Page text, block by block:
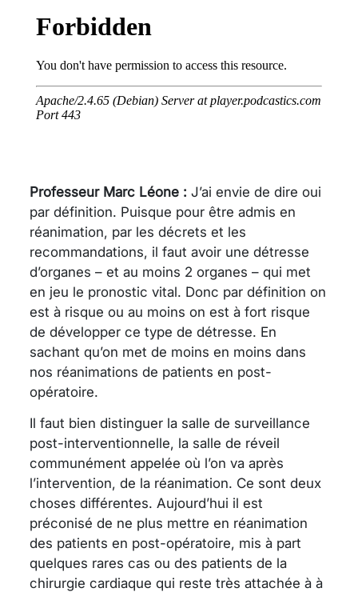
Professeur Marc Léone : J’ai envie de dire oui
par définition. Puisque pour être admis en
réanimation, par les décrets et les
recommandations, il faut avoir une détresse
d’organes – et au moins 2 organes – qui met
en jeu le pronostic vital. Donc par définition on
est à risque ou au moins on est à fort risque
de développer ce type de détresse. En
sachant qu’on met de moins en moins dans
nos réanimations de patients en post-
opératoire.
Il faut bien distinguer la salle de surveillance
post-interventionnelle, la salle de réveil
communément appelée où l’on va après
l’intervention, de la réanimation. Ce sont deux
choses différentes. Aujourd’hui il est
préconisé de ne plus mettre en réanimation
des patients en post-opératoire, mis à part
quelques rares cas ou des patients de la
chirurgie cardiaque qui reste très attachée à à